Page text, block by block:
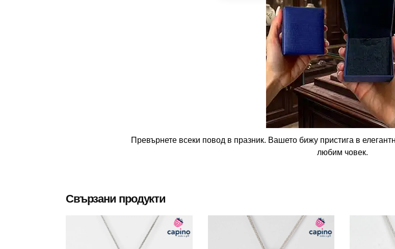
Превърнете всеки повод в празник. Вашето бижу пристига в
любим човек.
Свързани продукти